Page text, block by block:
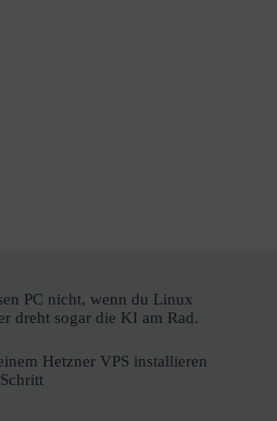
PC nicht, wenn du Linux
dreht sogar die KI am Rad.
Hetzner VPS installieren